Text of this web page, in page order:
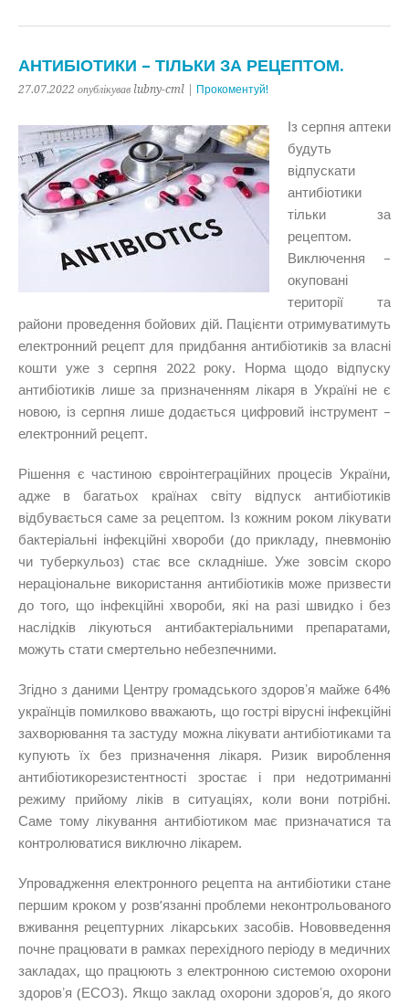
АНТИБІОТИКИ – ТІЛЬКИ ЗА РЕЦЕПТОМ.
27.07.2022 опублікував lubny-cml | Прокоментуй!
Із серпня аптеки
будуть
відпускати
антибіотики
тільки за
рецептом.
Виключення –
окуповані
території та
райони проведення бойових дій. Пацієнти отримуватимуть
електронний рецепт для придбання антибіотиків за власні
кошти уже з серпня 2022 року. Норма щодо відпуску
антибіотиків лише за призначенням лікаря в Україні не є
новою, із серпня лише додається цифровий інструмент –
електронний рецепт.
Рішення є частиною євроінтеграційних процесів України,
адже в багатьох країнах світу відпуск антибіотиків
відбувається саме за рецептом. Із кожним роком лікувати
бактеріальні інфекційні хвороби (до прикладу, пневмонію
чи туберкульоз) стає все складніше. Уже зовсім скоро
нераціональне використання антибіотиків може призвести
до того, що інфекційні хвороби, які на разі швидко і без
наслідків лікуються антибактеріальними препаратами,
можуть стати смертельно небезпечними.
Згідно з даними Центру громадського здоровʼя майже 64%
українців помилково вважають, що гострі вірусні інфекційні
захворювання та застуду можна лікувати антибіотиками та
купують їх без призначення лікаря. Ризик вироблення
антибіотикорезистентності зростає і при недотриманні
режиму прийому ліків в ситуаціях, коли вони потрібні.
Саме тому лікування антибіотиком має призначатися та
контролюватися виключно лікарем.
Упровадження електронного рецепта на антибіотики стане
першим кроком у розв’язанні проблеми неконтрольованого
вживання рецептурних лікарських засобів. Нововведення
почне працювати в рамках перехідного періоду в медичних
закладах, що працюють з електронною системою охорони
здоровʼя (ЕСОЗ). Якщо заклад охорони здоровʼя, до якого